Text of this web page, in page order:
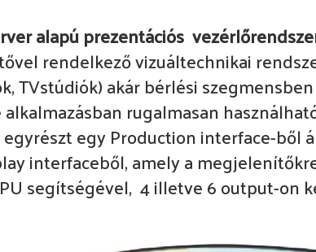
alapú prezentációs
rendelkező vizuáltechnikai
TVstúdiók) akár bérlési
rugalmasan
egy Production interface-ből
interfaceből, amely a
segítségével, 4 illetve 6 output-on